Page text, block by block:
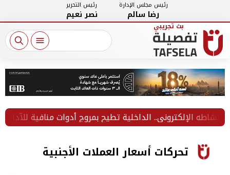
رئيس مجلس الإدارة
رضا سالم
رئيس التحرير
نصر نعيم
الإلكتروني.. الداخلية تطيح بمروج أدوات منافية للآداب
تحركات أسعار العملات الأجنبية